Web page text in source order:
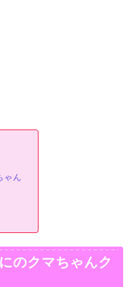
ゃん
のクマちゃんク